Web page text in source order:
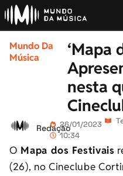
Mundo Da
Música
‘Mapa
nesta
Redação26/01/2023
10:34
O Mapa dos Festivais
(26), no Cineclube